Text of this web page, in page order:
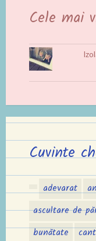
Cele mai
Cuvinte
adevarat
ascultare de
bunătate